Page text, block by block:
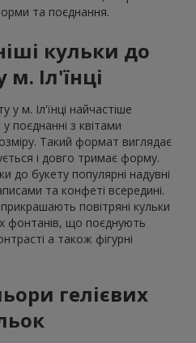
та поєднання.
кульки до
м. Іл'їнці
у м. Іл'їнці найчастіше
поєднанні з квітами
Такий формат виглядає
і довго тримає форму.
до букету популярні надувні
та конфеті всередині.
повітряні кульки
фонтанів, що поєднують
а також фігурні
гелієвих